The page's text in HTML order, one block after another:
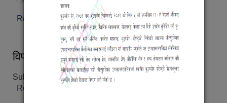
Read more
about आ.व २०८३।८४ को आन्तरिक आय ठेक्का सम्बन्धी
सूचना ।
विपद् पूर्वतयारी तथा प्रतिकार्य कार्ययोजना, २०८३
Submitted on:Mon, 07/13/2026 - 14:22
Read more
about विपद् पूर्वतयारी तथा प्रतिकार्य कार्ययोजना, २०८३